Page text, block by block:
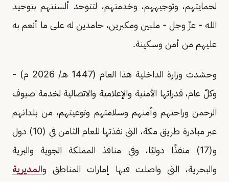
لحمايتهم، وتوجيههم، وخدمتهم، لتتوحد ألسنتهم بتوحيد
الله - عزّ وجل - ملبين ومكبرين، حامدين له على ما أنعم به
عليهم من أمن وسكينة.
وحشدت وزارة الداخلية هذا العام (1447 هـ/ 2026 م) -
وكلّ عام، قدراتها الأمنية والإعلامية والاتصالية لخدمة ضيوف
الرحمن وراحتهم وأمنهم وسلامتهم وتوعيتهم، من بلدانهم
عبر مبادرة طريق مكة، التي نفذتها للعام الثامن في (10) دول
و(17) منفذًا دوليًا، وفي منافذ المملكة الجوية والبرية
والبحرية، التي واصلت فيها إمارات المناطق والمديرية